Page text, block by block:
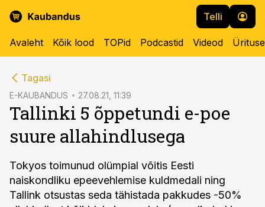
Telli
Avaleht Kõik lood TOPid Podcastid Videod
Tagasi
E-KAUBANDUS 27.08.21, 11:39
Tallinki 5 õppetundi e-poe
suure allahindlusega
Tokyos toimunud olümpial võitis Eesti
naiskondliku epeevehlemise kuldmedali ning
Tallink otsustas seda tähistada pakkudes -50%